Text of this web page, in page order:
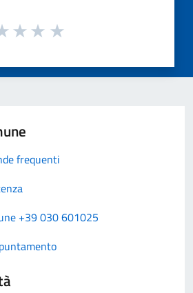
frequenti
+39 030 601025